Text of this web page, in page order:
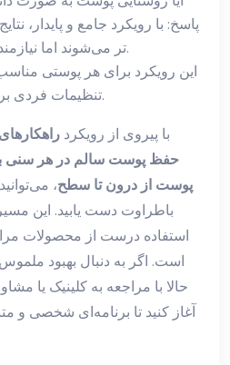
پاسخ: با رویکرد جامع و پایدار،
تر می‌شوند اما نیازمند پیگیری منظم است.
این رویکرد برای هر پوستی
تنظیمات فردی برای نوع پوست و سن.
با پیروی از رویکرد
حفظ پوست سالم در هر سنی
پوست از درون تا سطح،
باطراوت دست یابید. این
استفاده درست از محصولات
است. اگر به دنبال بهبود
حالا با مراجعه به کلینیک یا
آغاز کنید تا برنامه‌ای شخصی و